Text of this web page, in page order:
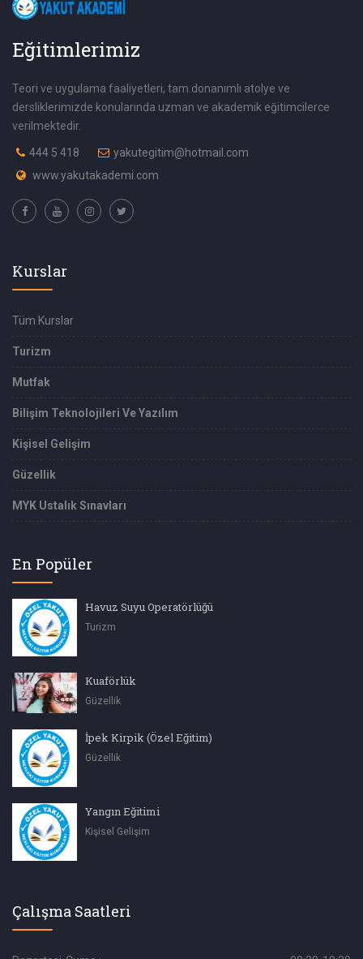
Eğitimlerimiz
Teori ve uygulama faaliyetleri, tam donanımlı atolye ve
dersliklerimizde konularında uzman ve akademik eğitimcilerce
verilmektedir.
444 5 418
yakutegitim@hotmail.com
www.yakutakademi.com
Kurslar
Tüm Kurslar
Turizm
Mutfak
Bilişim Teknolojileri Ve Yazılım
Kişisel Gelişim
Güzellik
MYK Ustalık Sınavları
En Popüler
Havuz Suyu Operatörlüğü
Turizm
Kuaförlük
Güzellik
İpek Kirpik (Özel Eğitim)
Güzellik
Yangın Eğitimi
Kişisel Gelişim
Çalışma Saatleri